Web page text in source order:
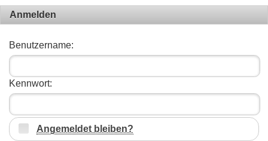
Anmelden
Benutzername:
Kennwort:
Angemeldet bleiben?